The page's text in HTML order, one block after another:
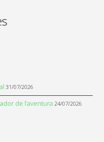
31/07/2026
de l’aventura 24/07/2026